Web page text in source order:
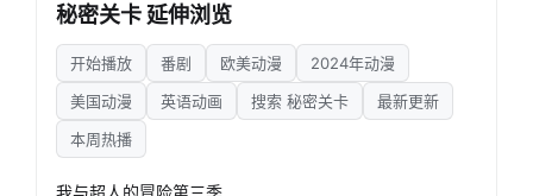
秘密关卡 延伸浏览
开始播放 番剧 欧美动漫
2024年动漫
美国动漫
英语动画 搜索 秘密关卡
最新更新
本周热播
我与超人的冒险第三季